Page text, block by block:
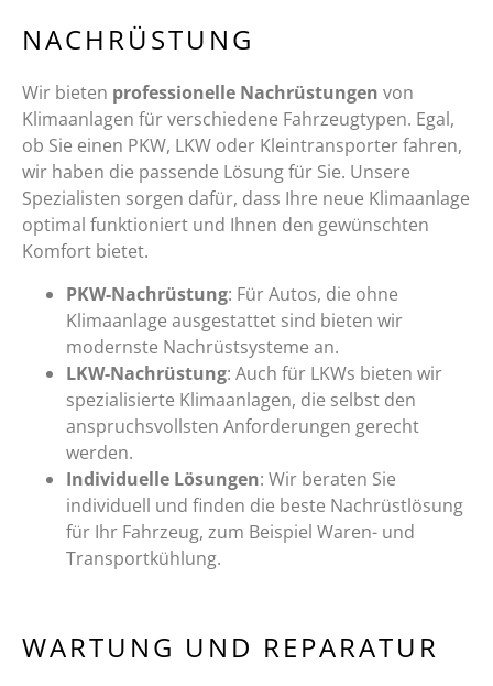
NACHRÜSTUNG
Wir bieten professionelle Nachrüstungen von
Klimaanlagen für verschiedene Fahrzeugtypen. Egal,
ob Sie einen PKW, LKW oder Kleintransporter fahren,
wir haben die passende Lösung für Sie. Unsere
Spezialisten sorgen dafür, dass Ihre neue Klimaanlage
optimal funktioniert und Ihnen den gewünschten
Komfort bietet.
PKW-Nachrüstung: Für Autos, die ohne
Klimaanlage ausgestattet sind bieten wir
modernste Nachrüstsysteme an.
LKW-Nachrüstung: Auch für LKWs bieten wir
spezialisierte Klimaanlagen, die selbst den
anspruchsvollsten Anforderungen gerecht
werden.
Individuelle Lösungen: Wir beraten Sie
individuell und finden die beste Nachrüstlösung
für Ihr Fahrzeug, zum Beispiel Waren- und
Transportkühlung.
WARTUNG UND REPARATUR